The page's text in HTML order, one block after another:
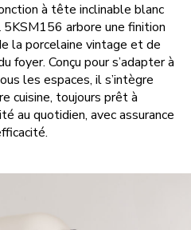
à tête inclinable blanc
arbore une finition
la porcelaine vintage et de
foyer. Conçu pour s’adapter à
les espaces, il s’intègre
cuisine, toujours prêt à
au quotidien, avec assurance